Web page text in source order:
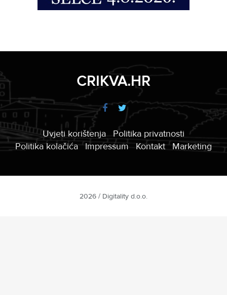
CRIKVA.HR
Uvjeti korištenja
Politika privatnosti
Politika kolačića
Impressum Kontakt Marketing
2026 / Digitality d.o.o.